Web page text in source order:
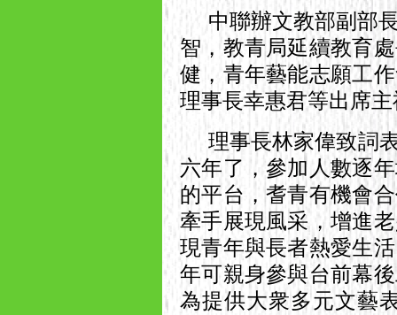
中聯辦文教部副部
智，教青局延續教育
健，青年藝能志願工
理事長幸惠君等出席
理事長林家偉致詞
六年了，參加人數逐
的平台，耆青有機會
牽手展現風采，增進
現青年與長者熱愛生
年可親身參與台前幕
為提供大衆多元文藝